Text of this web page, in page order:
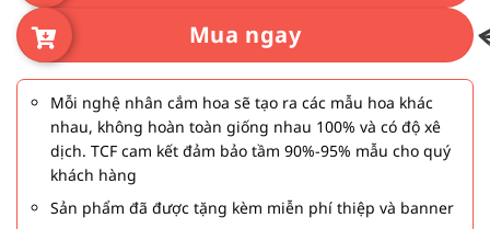
Mua ngay
Mỗi nghệ nhân cắm hoa sẽ tạo ra các mẫu hoa khác
nhau, không hoàn toàn giống nhau 100% và có độ xê
dịch. TCF cam kết đảm bảo tầm 90%-95% mẫu cho quý
khách hàng
Sản phẩm đã được tặng kèm miễn phí thiệp và banner